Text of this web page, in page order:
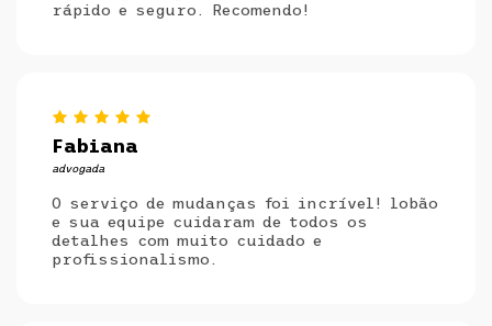
rápido e seguro. Recomendo!
Fabiana
advogada
O serviço de mudanças foi incrível! lobão
e sua equipe cuidaram de todos os
detalhes com muito cuidado e
profissionalismo.